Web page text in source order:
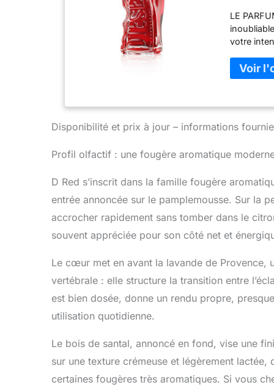
LE
votre
le matin,
liberté
torsadé
séduit
couture
et
Disponibilité et prix à jour – informations
Profil olfactif : une fougère aromatique
D Red s’inscrit dans la famille fougère
entrée annoncée sur le pamplemousse. Sur la
accrocher rapidement sans tomber dans le
souvent appréciée pour son côté net et
Le cœur met en avant la lavande de Provence,
vertébrale : elle structure la transition entre
est bien dosée, donne un rendu propre,
utilisation quotidienne.
Le bois de santal, annoncé en fond, vise une
sur une texture crémeuse et légèrement
certaines fougères très aromatiques. Si vous